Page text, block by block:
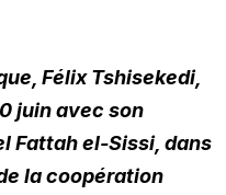
Félix Tshisekedi,
juin avec son
Fattah el-Sissi, dans
la coopération